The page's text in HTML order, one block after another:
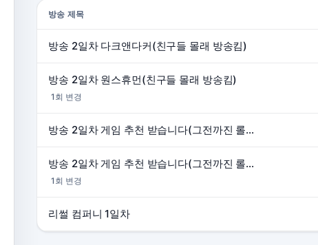
방송 제목
방송 2일차 다크앤다커(친구들 몰래 방송킴)
방송 2일차 원스휴먼(친구들 몰래 방송킴)
1회 변경
방송 2일차 게임 추천 받습니다(그전까진 롤방송)
방송 2일차 게임 추천 받습니다(그전까진 롤방송)
1회 변경
리썰 컴퍼니 1일차